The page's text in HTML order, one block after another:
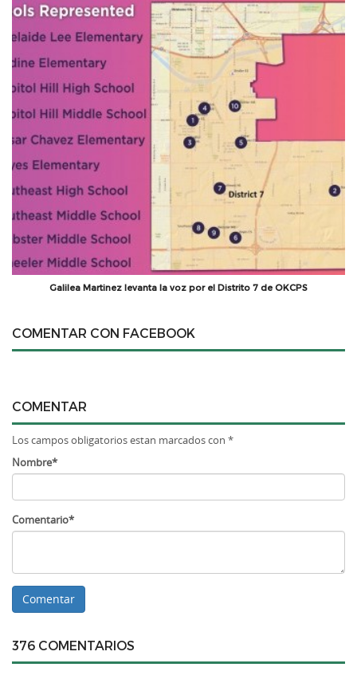
Galilea Martinez levanta la voz por el Distrito 7 de OKCPS
COMENTAR CON FACEBOOK
COMENTAR
Los campos obligatorios estan marcados con *
Nombre*
Comentario*
376 COMENTARIOS